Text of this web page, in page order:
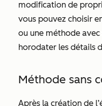
modification de
vous pouvez choisir
ou une méthode
horodater les détails
Méthode sans
Après la création de